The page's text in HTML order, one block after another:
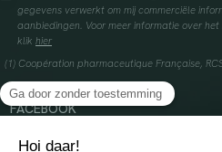
gegevens verwerkt om mij commerciële
aanbiedingen. Voor meer informatie over
klik hier
(1) Coopération pharmaceutique Française,
INSTAGRAM
FACEBOOK
YOUTUBE